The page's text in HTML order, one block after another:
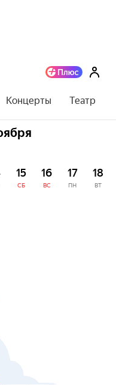
Концерты Театр
15
СБ
16
ВС
17
ПН
18
ВТ